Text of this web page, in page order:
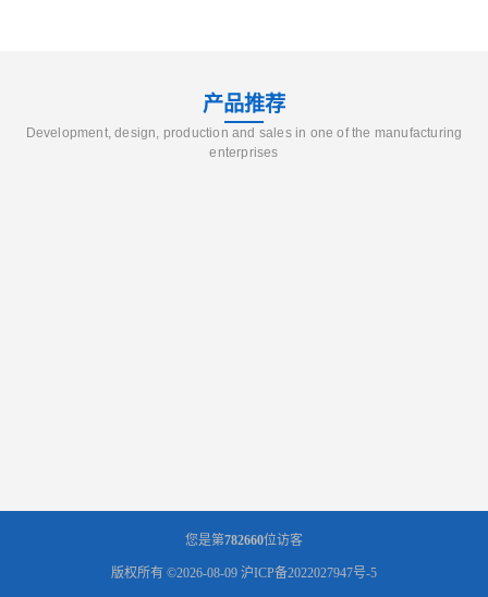
产品推荐
Development, design, production and sales in one of the manufacturing
enterprises
您是第782660位访客
版权所有 ©2026-08-09 沪ICP备2022027947号-5